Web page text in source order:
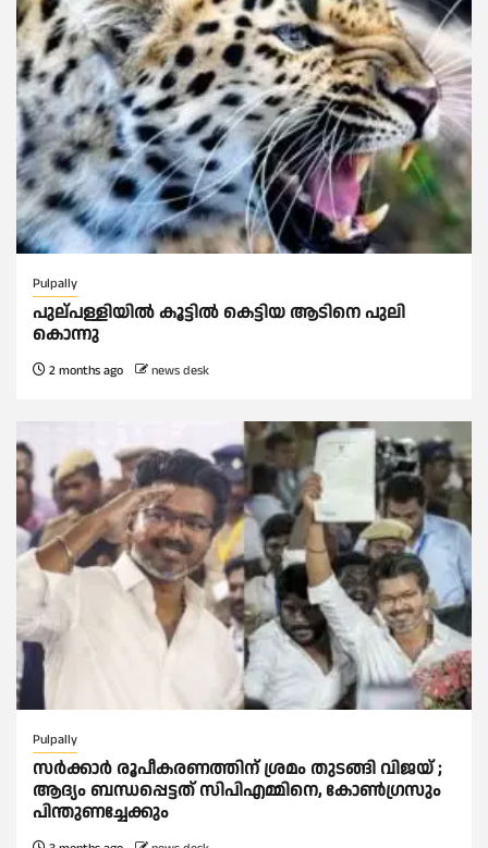
Pulpally
പുല്പള്ളിയിൽ കൂട്ടില്‍ കെട്ടിയ ആടിനെ പുലി
കൊന്നു
2 months ago news desk
Pulpally
സര്‍ക്കാര്‍ രൂപീകരണത്തിന് ശ്രമം തുടങ്ങി വിജയ് ;
ആദ്യം ബന്ധപ്പെട്ടത് സിപിഎമ്മിനെ, കോണ്‍ഗ്രസും
പിന്തുണച്ചേക്കും